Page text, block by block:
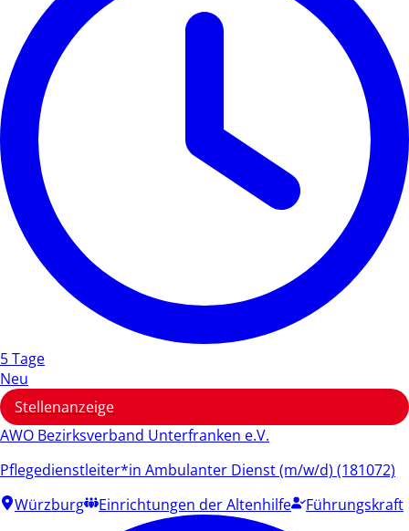
5 Tage
Neu
Stellenanzeige
AWO Bezirksverband Unterfranken e.V.
Pflegedienstleiter*in Ambulanter Dienst (m/w/d) (181072)
Würzburg
Einrichtungen der Altenhilfe Führungskraft